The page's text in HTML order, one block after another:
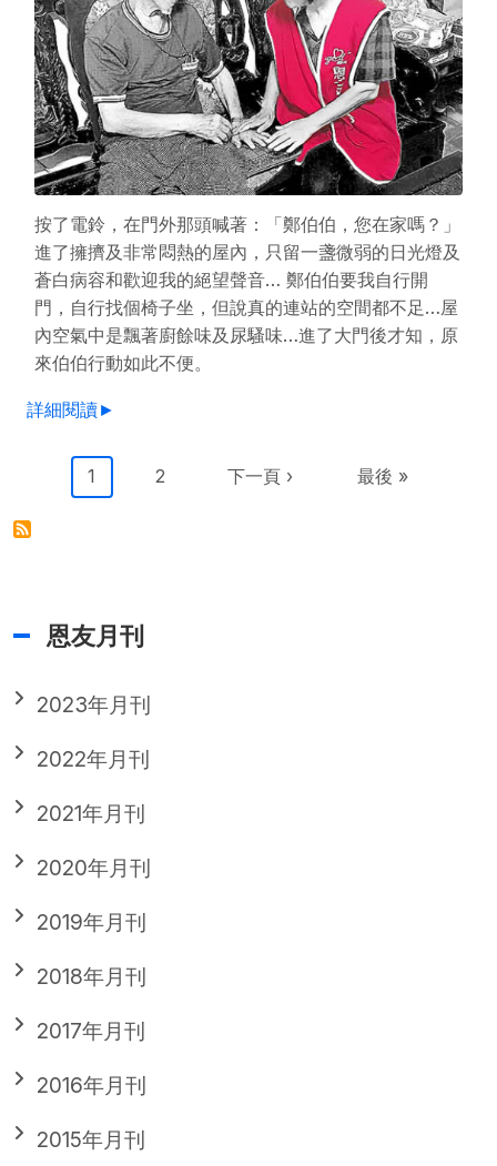
按了電鈴，在門外那頭喊著：「鄭伯伯，您在家嗎？」
進了擁擠及非常悶熱的屋內，只留一盞微弱的日光燈及
蒼白病容和歡迎我的絕望聲音… 鄭伯伯要我自行開
門，自行找個椅子坐，但說真的連站的空間都不足…屋
內空氣中是飄著廚餘味及尿騷味…進了大門後才知，原
來伯伯行動如此不便。
詳細閱讀►
Pagination目前頁面
1 Page
2 下一頁
下一頁 › Last page
最後 »
恩友月刊
2023年月刊
2022年月刊
2021年月刊
2020年月刊
2019年月刊
2018年月刊
2017年月刊
2016年月刊
2015年月刊